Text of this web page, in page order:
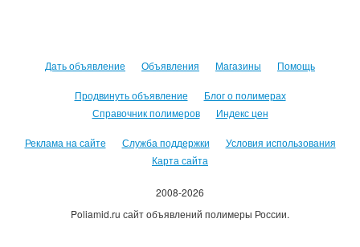
Дать объявление Объявления Магазины Помощь
Продвинуть объявление
Блог о полимерах
Справочник полимеров
Индекс цен
Реклама на сайте Служба поддержки
Условия использования
Карта сайта
2008-2026
Poliamid.ru сайт объявлений полимеры России.